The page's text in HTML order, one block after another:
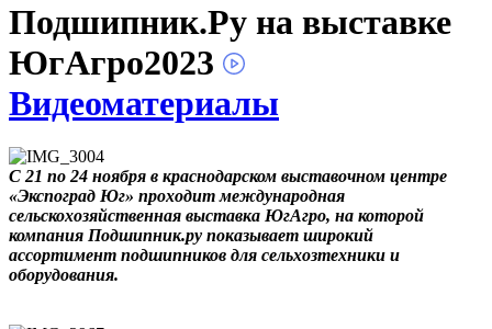
Подшипник.Ру на выставке
ЮгАгро2023
Видеоматериалы
С 21 по 24 ноября в краснодарском выставочном центре
«Экспоград Юг» проходит международная
сельскохозяйственная выставка ЮгАгро, на которой
компания Подшипник.ру показывает широкий
ассортимент подшипников для сельхозтехники и
оборудования.